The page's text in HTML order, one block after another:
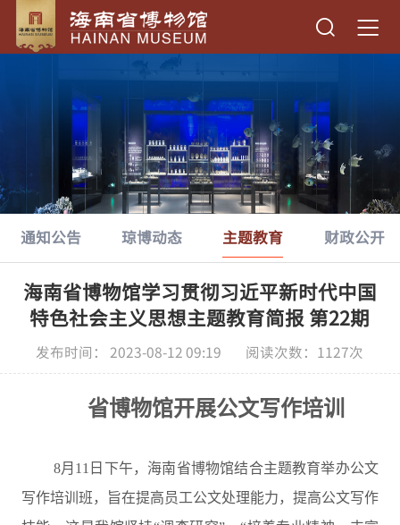
通知公告 琼博动态 主题教育 财政公开
海南省博物馆学习贯彻习近平新时代中国
特色社会主义思想主题教育简报 第22期
发布时间： 2023-08-12 09:19 阅读次数： 1127次
省博物馆开展公文写作培训
8月11日下午，海南省博物馆结合主题教育举办公文
写作培训班，旨在提高员工公文处理能力，提高公文写作